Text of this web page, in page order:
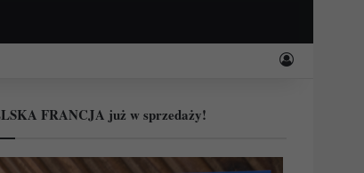
Zaloguj
FRANCJA już w sprzedaży!